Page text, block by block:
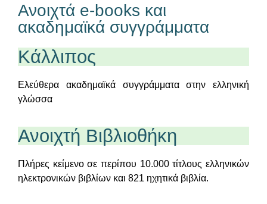
Ανοιχτά e-books και
ακαδημαϊκά συγγράμματα
Κάλλιπος
Ελεύθερα ακαδημαϊκά συγγράμματα στην ελληνική
γλώσσα
Ανοιχτή Βιβλιοθήκη
Πλήρες κείμενο σε περίπου 10.000 τίτλους ελληνικών
ηλεκτρονικών βιβλίων και 821 ηχητικά βιβλία.